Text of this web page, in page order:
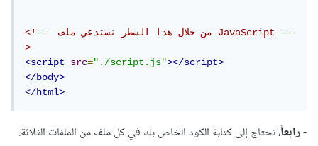
<!--  من خلال هذا السطر نستدعي ملف JavaScript --
>
<script
src="./script.js"></script>
</body>
</html>
- رابعاً، تحتاج إلى كتابة الكود الخاص بك في كل ملف من الملفات الثلاثة.